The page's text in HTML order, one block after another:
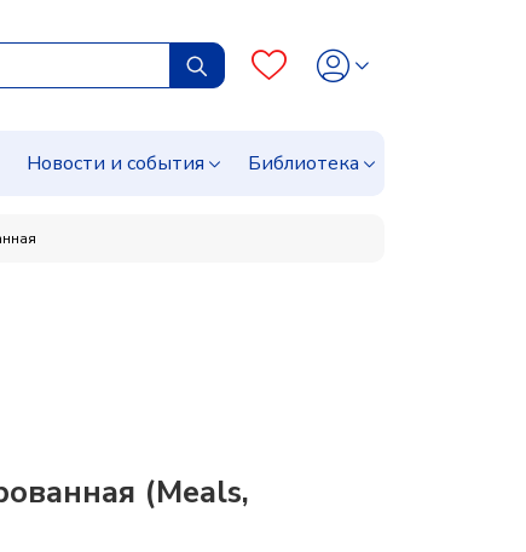
Новости и события Библиотека
(Meals,